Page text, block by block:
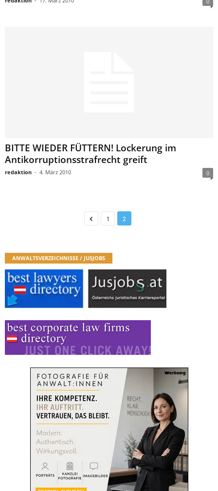
BITTE WIEDER FÜTTERN! Lockerung im
Antikorruptionsstrafrecht greift
redaktion - 4. März 2010 0
1 2
ANWALTSVERZEICHNISSE / JUSJOBS